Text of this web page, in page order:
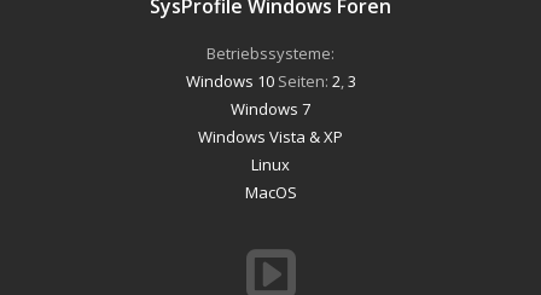
SysProfile Windows Foren
Betriebssysteme:
Windows 10Seiten: 2 3
Windows 7
Windows Vista & XP
Linux
MacOS